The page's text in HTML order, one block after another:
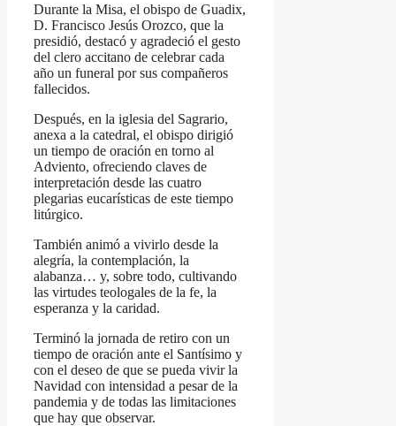
Durante la Misa, el obispo de Guadix,
D. Francisco Jesús Orozco, que la
presidió, destacó y agradeció el gesto
del clero accitano de celebrar cada
año un funeral por sus compañeros
fallecidos.
Después, en la iglesia del Sagrario,
anexa a la catedral, el obispo dirigió
un tiempo de oración en torno al
Adviento, ofreciendo claves de
interpretación desde las cuatro
plegarias eucarísticas de este tiempo
litúrgico.
También animó a vivirlo desde la
alegría, la contemplación, la
alabanza… y, sobre todo, cultivando
las virtudes teologales de la fe, la
esperanza y la caridad.
Terminó la jornada de retiro con un
tiempo de oración ante el Santísimo y
con el deseo de que se pueda vivir la
Navidad con intensidad a pesar de la
pandemia y de todas las limitaciones
que hay que observar.